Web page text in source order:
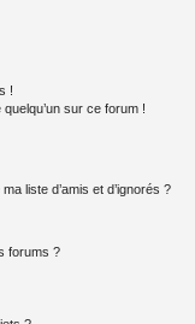
!
sur ce forum !
liste d’amis et d’ignorés ?
forums ?